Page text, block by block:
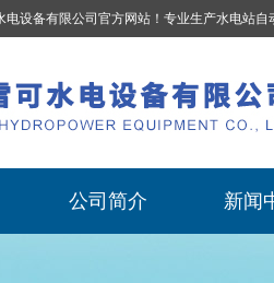
电设备有限公司官方网站！专业生产水电站自动化元件，液位计、流量计、压力
公司简介 新闻